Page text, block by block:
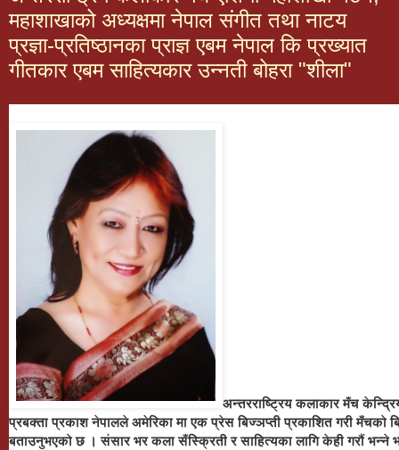
महाशाखाको अध्यक्षमा नेपाल संगीत तथा नाटय
प्रज्ञा-प्रतिष्ठानका प्राज्ञ एबम नेपाल कि प्रख्यात
गीतकार एबम साहित्यकार उन्नती बोहरा "शीला"
अन्तरराष्ट्रिय कलाकार मँच
प्रबक्ता प्रकाश नेपालले अमेरिका मा एक प्रेस बिज्ञप्ती प्रकाशित गरी मँचको
बताउनुभएको छ । संसार भर कला सँस्क्रिती र साहित्यका लागि केही गरौं भन्ने